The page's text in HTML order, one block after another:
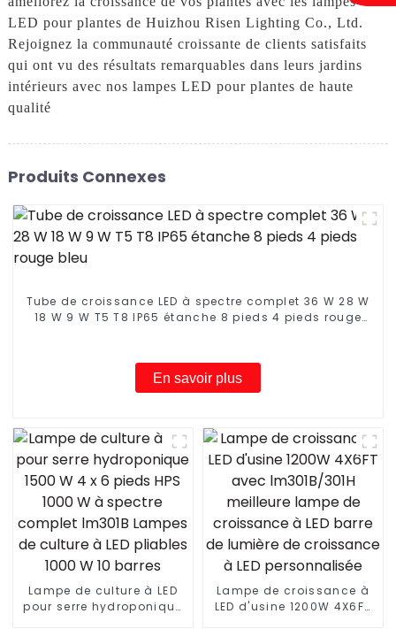
LED pour plantes de Huizhou Risen Lighting Co., Ltd.
Rejoignez la communauté croissante de clients satisfaits
qui ont vu des résultats remarquables dans leurs jardins
intérieurs avec nos lampes LED pour plantes de haute
qualité
Produits Connexes
Tube de croissance LED à spectre complet 36 W 28 W
18 W 9 W T5 T8 IP65 étanche 8 pieds 4 pieds rouge
En savoir plus
Lampe de culture à LED
pour serre hydroponique
Lampe de croissance à
LED d'usine 1200W 4X6FT